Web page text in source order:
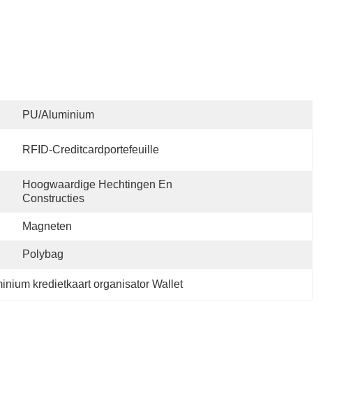
PU/aluminium
RFID-Creditcardportefeuille
Hoogwaardige Hechtingen En
Constructies
Magneten
Polybag
kredietkaart organisator Wallet